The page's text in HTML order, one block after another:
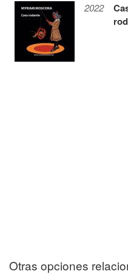
2022
Otras opciones